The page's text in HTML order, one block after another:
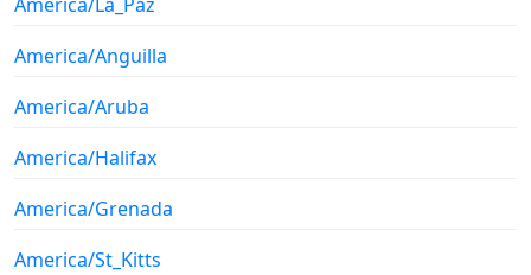
America/Anguilla
America/Aruba
America/Halifax
America/Grenada
America/St_Kitts